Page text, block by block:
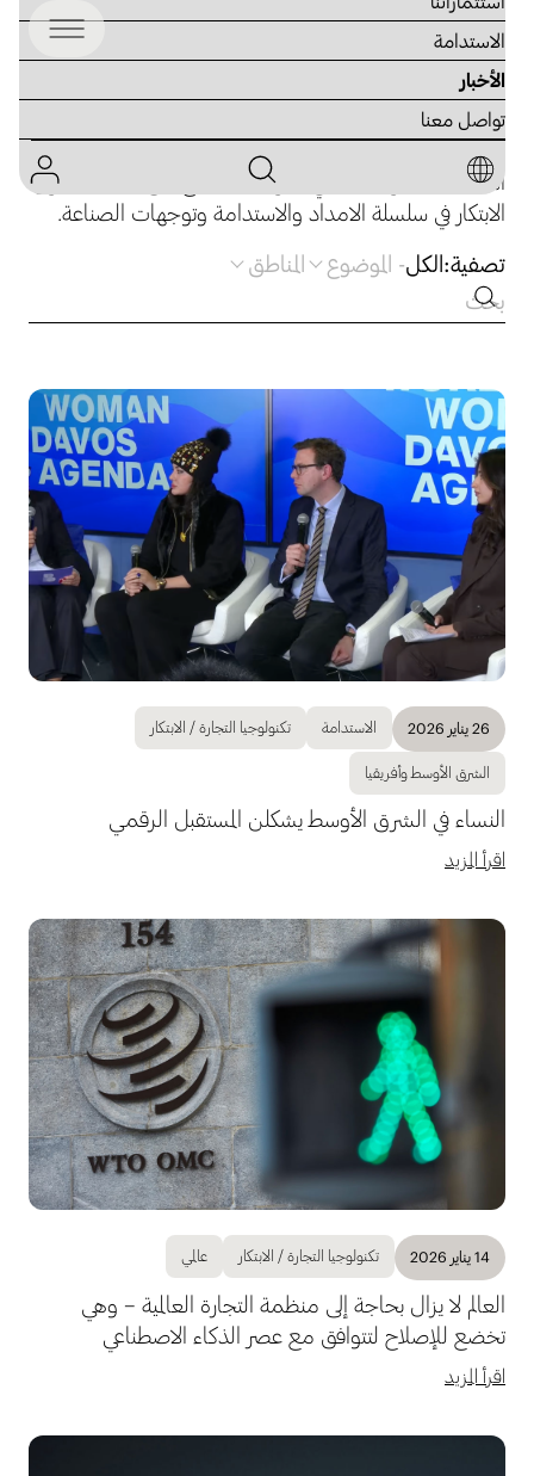
الاستدامة
الأخبار
تواصل معنا
المدونات والرؤى
استكشف مدونة أجيليتي جلوبال للاطلاع على مقالات حول
الابتكار في سلسلة الامداد والاستدامة وتوجهات الصناعة.
تصفية:الكل- الموضوع المناطق
26 يناير 2026 الاستدامة تكنولوجيا التجارة / الابتكار
الشرق الأوسط وأفريقيا
النساء في الشرق الأوسط يشكلن المستقبل الرقمي
اقرأ المزيد
14 يناير 2026 تكنولوجيا التجارة / الابتكار عالمي
العالم لا يزال بحاجة إلى منظمة التجارة العالمية – وهي
تخضع للإصلاح لتتوافق مع عصر الذكاء الاصطناعي
اقرأ المزيد